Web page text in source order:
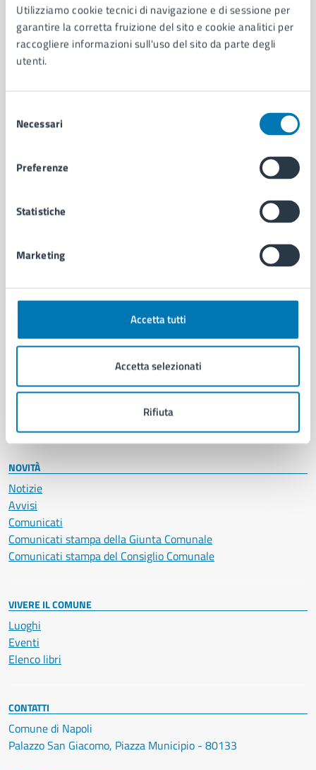
Utilizziamo cookie tecnici di navigazione e di sessione per
garantire la corretta fruizione del sito e cookie analitici per
raccogliere informazioni sull'uso del sito da parte degli
utenti.
delNecessari
Preferenze
Statistiche
Marketing
Accetta tutti
Accetta selezionati
Rifiuta
AMMINISTRAZIONE
Aree amministrative
Organi di governo
Politici
Documenti e dati
Ambiente
Anagrafe e stato civile
Cultura e tempo libero
Educazione e formazione
Giustizia e sicurezza pubblica
Salute, benessere e assistenza
NOVITÀ
Notizie
Avvisi
Comunicati
Comunicati stampa della Giunta Comunale
Comunicati stampa del Consiglio Comunale
VIVERE IL COMUNE
Luoghi
Eventi
Elenco libri
CONTATTI
Comune di Napoli
Palazzo San Giacomo, Piazza Municipio - 80133